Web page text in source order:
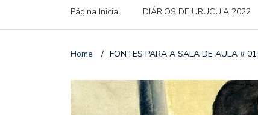
Página Inicial DIÁRIOS DE URUCUIA 2022
Home / FONTES PARA A SALA DE AULA #